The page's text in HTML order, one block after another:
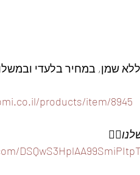
שמן, במחיר בלעדי
products/item/8945
👇🏼